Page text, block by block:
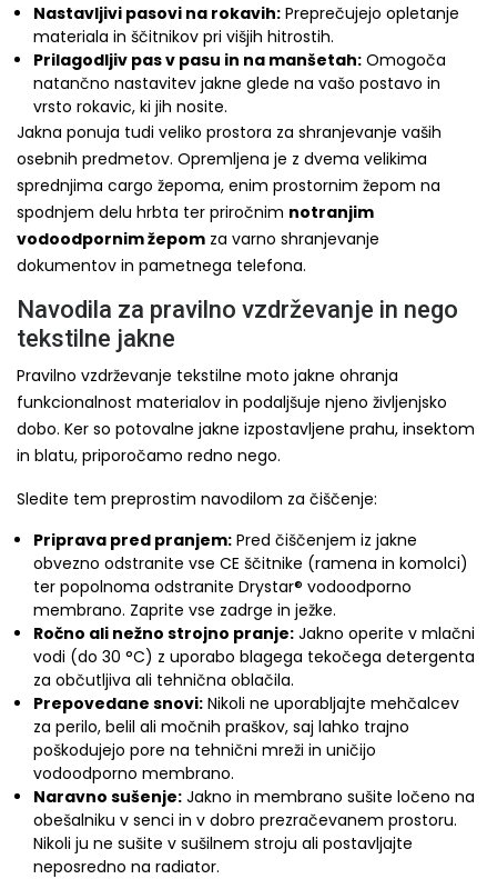
Nastavljivi pasovi na rokavih: Preprečujejo opletanje
materiala in ščitnikov pri višjih hitrostih.
Prilagodljiv pas v pasu in na manšetah: Omogoča
natančno nastavitev jakne glede na vašo postavo in
vrsto rokavic, ki jih nosite.
Jakna ponuja tudi veliko prostora za shranjevanje vaših
osebnih predmetov. Opremljena je z dvema velikima
sprednjima cargo žepoma, enim prostornim žepom na
spodnjem delu hrbta ter priročnim notranjim
vodoodpornim žepom za varno shranjevanje
dokumentov in pametnega telefona.
Navodila za pravilno vzdrževanje in nego
tekstilne jakne
Pravilno vzdrževanje tekstilne moto jakne ohranja
funkcionalnost materialov in podaljšuje njeno življenjsko
dobo. Ker so potovalne jakne izpostavljene prahu, insektom
in blatu, priporočamo redno nego.
Sledite tem preprostim navodilom za čiščenje:
Priprava pred pranjem: Pred čiščenjem iz jakne
obvezno odstranite vse CE ščitnike (ramena in komolci)
ter popolnoma odstranite Drystar® vodoodporno
membrano. Zaprite vse zadrge in ježke.
Ročno ali nežno strojno pranje: Jakno operite v mlačni
vodi (do 30 °C) z uporabo blagega tekočega detergenta
za občutljiva ali tehnična oblačila.
Prepovedane snovi: Nikoli ne uporabljajte mehčalcev
za perilo, belil ali močnih praškov, saj lahko trajno
poškodujejo pore na tehnični mreži in uničijo
vodoodporno membrano.
Naravno sušenje: Jakno in membrano sušite ločeno na
obešalniku v senci in v dobro prezračevanem prostoru.
Nikoli ju ne sušite v sušilnem stroju ali postavljajte
neposredno na radiator.